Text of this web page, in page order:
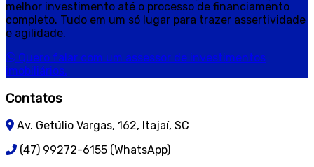
melhor investimento até o processo de financiamento
completo. Tudo em um só lugar para trazer assertividade
e agilidade.
Quero falar com um assessor de investimentos
imobiliários.
Contatos
Av. Getúlio Vargas, 162, Itajaí, SC
(47) 99272-6155 (WhatsApp)